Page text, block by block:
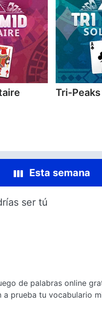
Tri-
Esta semana
ser tú
de palabras online
prueba tu vocabulario